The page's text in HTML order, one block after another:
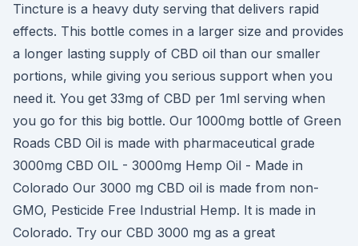
Tincture is a heavy duty serving that delivers rapid
effects. This bottle comes in a larger size and provides
a longer lasting supply of CBD oil than our smaller
portions, while giving you serious support when you
need it. You get 33mg of CBD per 1ml serving when
you go for this big bottle. Our 1000mg bottle of Green
Roads CBD Oil is made with pharmaceutical grade
3000mg CBD OIL - 3000mg Hemp Oil - Made in
Colorado Our 3000 mg CBD oil is made from non-
GMO, Pesticide Free Industrial Hemp. It is made in
Colorado. Try our CBD 3000 mg as a great